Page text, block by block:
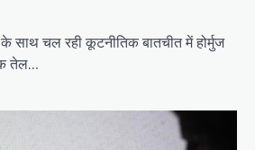
साथ चल रही कूटनीतिक बातचीत में होर्मुज
तेल…